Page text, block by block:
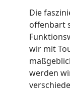
Die
offenbart
wir mit
werden